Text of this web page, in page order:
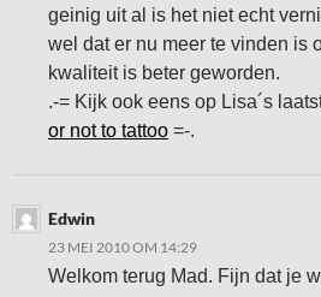
geinig uit al is het niet echt
wel dat er nu meer te vinden is
kwaliteit is beter geworden.
.-= Kijk ook eens op Lisa´s
or not to tattoo =-.
Edwin
23 MEI 2010 OM 14:29
Welkom terug Mad. Fijn dat je